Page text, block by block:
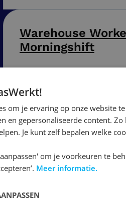
Warehouse
Morningshift
24 - 40 uur
Bekijk vacature
om je ervaring op onze website
en gepersonaliseerde content.
Je kunt zelf bepalen welke
om je voorkeuren te
Meer informatie.